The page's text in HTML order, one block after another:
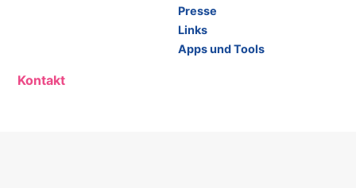
Presse
Links
Apps und Tools
Kontakt